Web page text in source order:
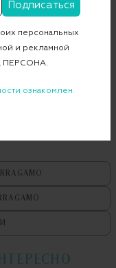
персональных
и рекламной
ПЕРСОНА.
ознакомлен.